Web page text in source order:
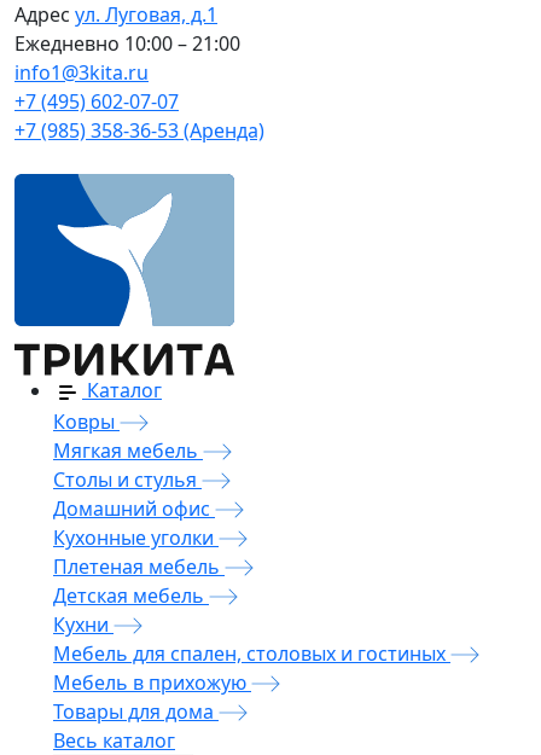
Адрес ул. Луговая, д.1
Ежедневно 10:00 – 21:00
info1@3kita.ru
+7 (495) 602-07-07
+7 (985) 358-36-53 (Аренда)
Каталог
Ковры
Мягкая мебель
Столы и стулья
Домашний офис
Кухонные уголки
Плетеная мебель
Детская мебель
Кухни
Мебель для спален, столовых и гостиных
Мебель в прихожую
Товары для дома
Весь каталог